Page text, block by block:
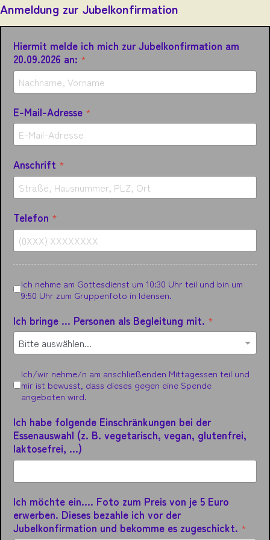
Anmeldung zur Jubelkonfirmation
Hiermit melde ich mich zur Jubelkonfirmation am
20.09.2026 an: *
E-Mail-Adresse *
Anschrift *
Telefon *
Gottesdienstteilnahme
Ich nehme am Gottesdienst um 10:30 Uhr teil und bin um
9:50 Uhr zum Gruppenfoto in Idensen.
Ich bringe ... Personen als Begleitung mit. *
Kombi
Ich/wir nehme/n am anschließenden Mittagessen teil und
mir ist bewusst, dass dieses gegen eine Spende
angeboten wird.
Ich habe folgende Einschränkungen bei der
Essenauswahl (z. B. vegetarisch, vegan, glutenfrei,
laktosefrei, ...)
Ich möchte ein.... Foto zum Preis von je 5 Euro
erwerben. Dieses bezahle ich vor der
Jubelkonfirmation und bekomme es zugeschickt. *